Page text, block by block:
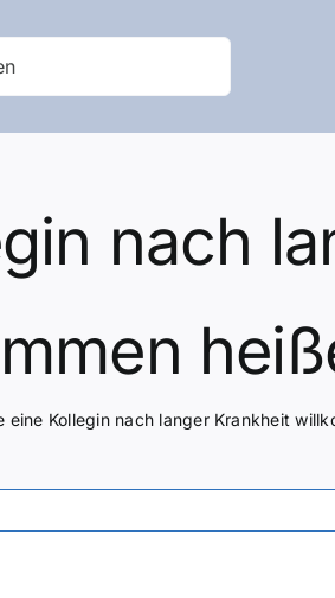
nach
eine Kollegin nach langer Krankheit